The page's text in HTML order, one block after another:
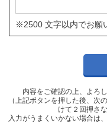
※2500 文字以内でお願
内容をご確認の上、よろ
（上記ボタンを押した後、次
けて２回押さ
入力がうまくいかない場合は